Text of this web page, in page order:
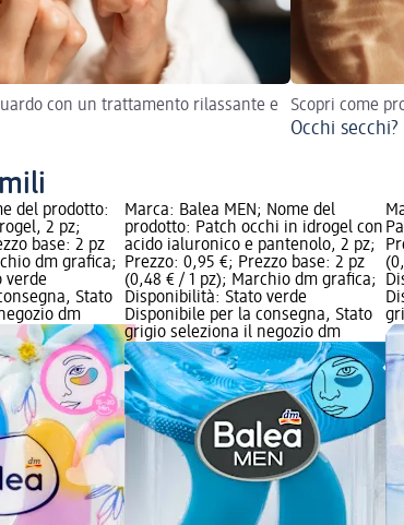
con un trattamento rilassante e
Scopri come
Occhi
del prodotto:
2 pz;
base: 2 pz
dm grafica;
verde
Stato
dm
Marca: Balea MEN; Nome del
prodotto: Patch occhi in idrogel con
acido ialuronico e pantenolo, 2 pz;
Prezzo: 0,95 €; Prezzo base: 2 pz
(0,48 € / 1 pz); Marchio dm grafica;
Disponibilità: Stato verde
Disponibile per la consegna, Stato
grigio seleziona il negozio dm